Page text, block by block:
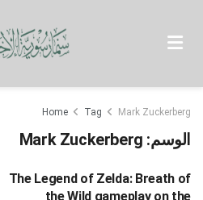
Home Tag Mark Zuckerberg
الوسم: Mark Zuckerberg
The Legend of Zelda: Breath of
the Wild gameplay on the